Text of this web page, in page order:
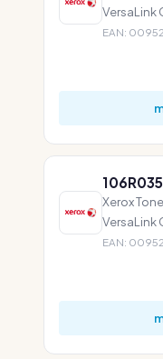
VersaLink
EAN:
Xerox
VersaLink
EAN: